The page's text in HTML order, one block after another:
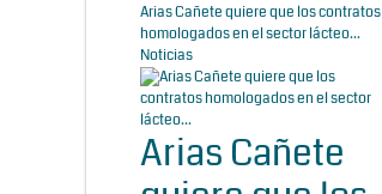
Arias Cañete quiere que los contratos
homologados en el sector lácteo...
Noticias
Arias Cañete